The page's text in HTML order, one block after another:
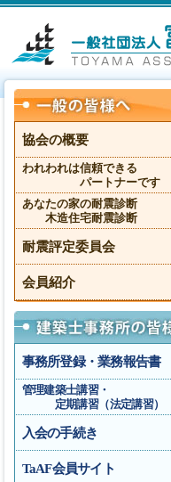
協会の概要
われわれは信頼できる
パートナーです
あなたの家の耐震診断
木造住宅耐震診断
耐震評定委員会
会員紹介
事務所登録・業務報告書
管理建築士講習・
定期講習（法定講習）
入会の手続き
TaAF会員サイト